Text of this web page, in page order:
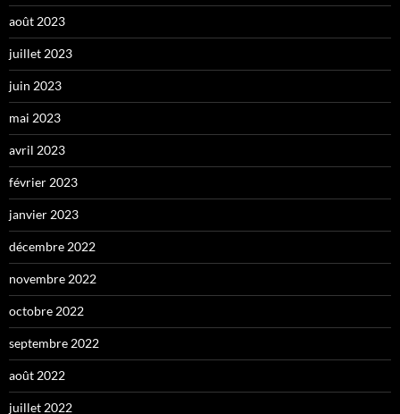
août 2023
juillet 2023
juin 2023
mai 2023
avril 2023
février 2023
janvier 2023
décembre 2022
novembre 2022
octobre 2022
septembre 2022
août 2022
juillet 2022